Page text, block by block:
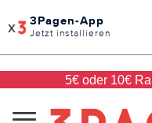
x 3Pagen-App
Jetzt installieren
5€ oder 10€